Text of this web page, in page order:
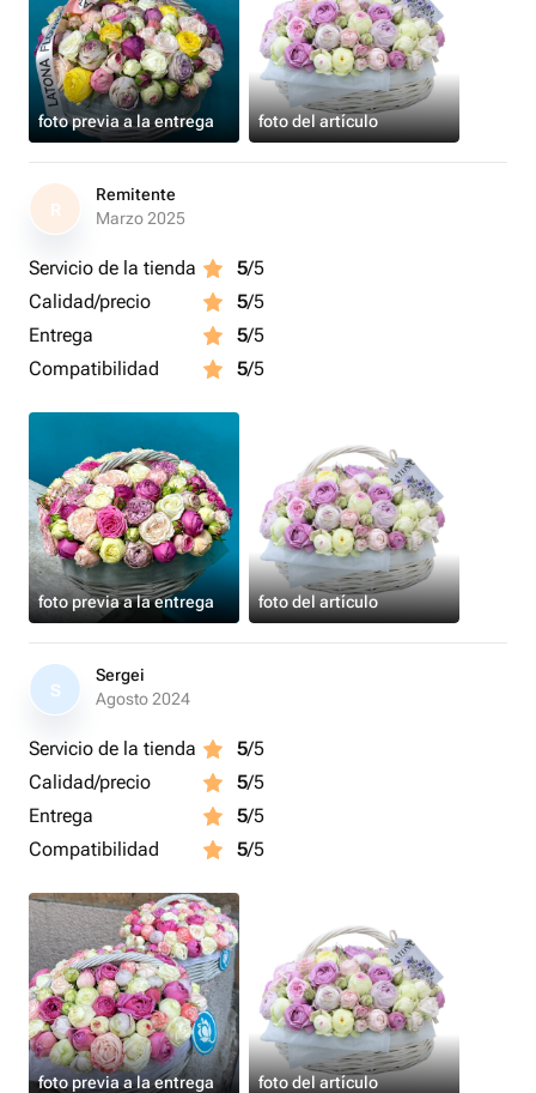
foto previa a la entrega foto del artículo
R
Remitente
Marzo 2025
Servicio de la tienda 5/5
Calidad/precio
5/5
Entrega
5/5
Compatibilidad
5/5
foto previa a la entrega foto del artículo
S
Sergei
Agosto 2024
Servicio de la tienda 5/5
Calidad/precio
5/5
Entrega
5/5
Compatibilidad
5/5
foto previa a la entrega foto del artículo